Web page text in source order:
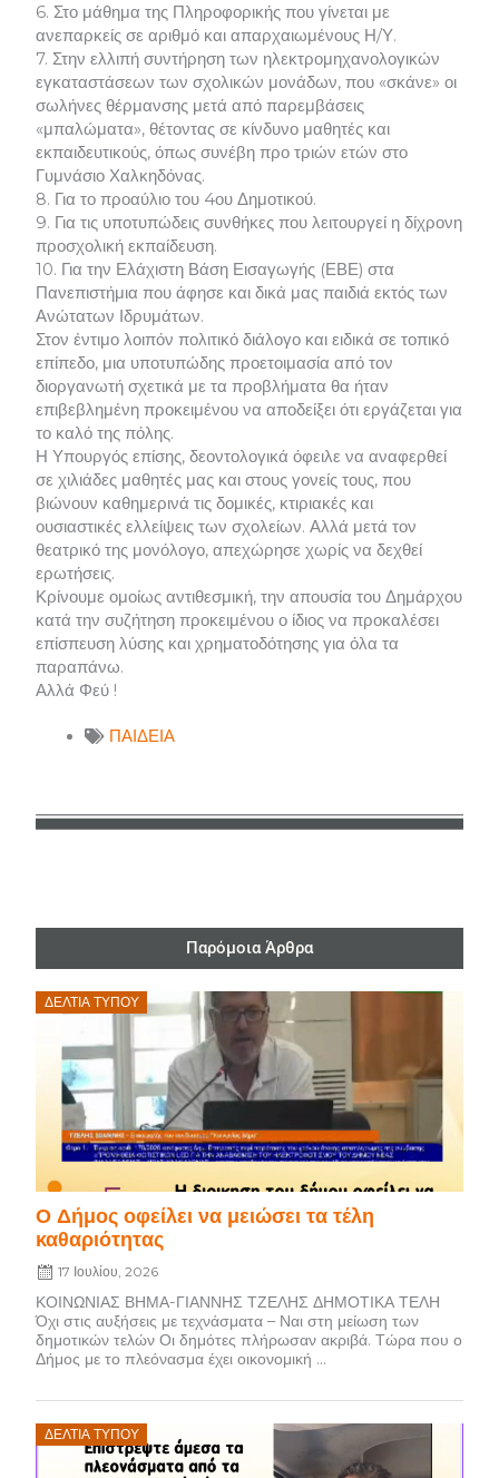
6. Στο μάθημα της Πληροφορικής που γίνεται με
ανεπαρκείς σε αριθμό και απαρχαιωμένους Η/Υ.
7. Στην ελλιπή συντήρηση των ηλεκτρομηχανολογικών
εγκαταστάσεων των σχολικών μονάδων, που «σκάνε» οι
σωλήνες θέρμανσης μετά από παρεμβάσεις
«μπαλώματα», θέτοντας σε κίνδυνο μαθητές και
εκπαιδευτικούς, όπως συνέβη προ τριών ετών στο
Γυμνάσιο Χαλκηδόνας.
8. Για το προαύλιο του 4ου Δημοτικού.
9. Για τις υποτυπώδεις συνθήκες που λειτουργεί η δίχρονη
προσχολική εκπαίδευση.
10. Για την Ελάχιστη Βάση Εισαγωγής (ΕΒΕ) στα
Πανεπιστήμια που άφησε και δικά μας παιδιά εκτός των
Ανώτατων Ιδρυμάτων.
Στον έντιμο λοιπόν πολιτικό διάλογο και ειδικά σε τοπικό
επίπεδο, μια υποτυπώδης προετοιμασία από τον
διοργανωτή σχετικά με τα προβλήματα θα ήταν
επιβεβλημένη προκειμένου να αποδείξει ότι εργάζεται για
το καλό της πόλης.
Η Υπουργός επίσης, δεοντολογικά όφειλε να αναφερθεί
σε χιλιάδες μαθητές μας και στους γονείς τους, που
βιώνουν καθημερινά τις δομικές, κτιριακές και
ουσιαστικές ελλείψεις των σχολείων. Αλλά μετά τον
θεατρικό της μονόλογο, απεχώρησε χωρίς να δεχθεί
ερωτήσεις.
Κρίνουμε ομοίως αντιθεσμική, την απουσία του Δημάρχου
κατά την συζήτηση προκειμένου ο ίδιος να προκαλέσει
επίσπευση λύσης και χρηματοδότησης για όλα τα
παραπάνω.
Αλλά Φεύ !
ΠΑΙΔΕΙΑ
Παρόμοια Άρθρα
ΔΕΛΤΊΑ ΤΎΠΟΥ
Ο Δήμος οφείλει να μειώσει τα τέλη
καθαριότητας
Posted
on
17 Ιουλίου, 2026
ΚΟΙΝΩΝΙΑΣ ΒΗΜΑ-ΓΙΑΝΝΗΣ ΤΖΕΛΗΣ ΔΗΜΟΤΙΚΑ ΤΕΛΗ
Όχι στις αυξήσεις με τεχνάσματα – Ναι στη μείωση των
δημοτικών τελών Οι δημότες πλήρωσαν ακριβά. Τώρα που ο
Δήμος με το πλεόνασμα έχει οικονομική ...
ΔΕΛΤΊΑ ΤΎΠΟΥ
Posted
on